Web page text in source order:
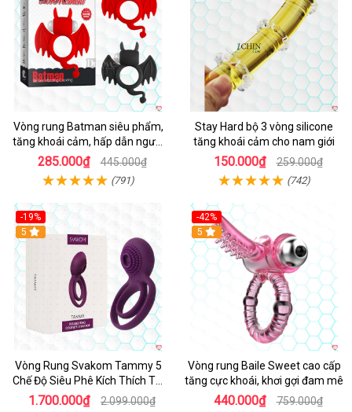
Vòng rung Batman siêu phẩm,
tăng khoái cảm, hấp dẫn người
dùng
285.000₫ 445.000₫
(791)
Stay Hard bộ 3 vòng silicone
tăng khoái cảm cho nam giới
150.000₫ 259.000₫
(742)
-19%
5
Vòng Rung Svakom Tammy 5
Chế Độ Siêu Phê Kích Thích Tối
Đa
1.700.000₫ 2.099.000₫
-42%
5
Vòng rung Baile Sweet cao cấp
tăng cực khoái, khơi gợi đam mê
440.000₫ 759.000₫